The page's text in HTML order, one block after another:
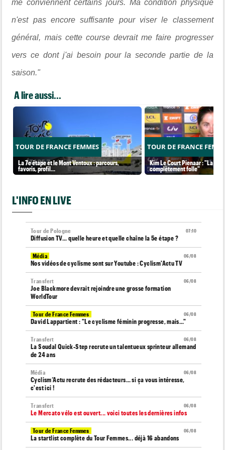
me conviennent certains jours. Ma condition physique
n'est pas encore suffisante pour viser le classement
général, mais cette course devrait me faire progresser
vers ce dont j'ai besoin pour la seconde partie de la
saison."
A lire aussi...
TOUR DE FRANCE FEMMES
La 7e étape et le Mont Ventoux : parcours,
favoris, profil…
TOUR DE FRANCE
Kim Le Court Pienaar : "La
complètement folle"
L'INFO EN LIVE
07:10
Tour de Pologne
Diffusion TV... quelle heure et quelle chaîne la 5e étape ?
06/08
Média
Nos vidéos de cyclisme sont sur Youtube : Cyclism'Actu TV
06/08
Transfert
Joe Blackmore devrait rejoindre une grosse formation
WorldTour
06/08
Tour de France Femmes
David Lappartient : "Le cyclisme féminin progresse, mais…"
06/08
Transfert
La Soudal Quick-Step recrute un talentueux sprinteur allemand
de 24 ans
06/08
Média
Cyclism’Actu recrute des rédacteurs… si ça vous intéresse,
c'est ici !
06/08
Transfert
Le Mercato vélo est ouvert... voici toutes les dernières infos
06/08
Tour de France Femmes
La startlist complète du Tour Femmes... déjà 16 abandons